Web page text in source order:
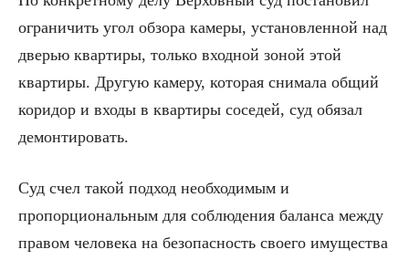
ограничить угол обзора камеры, установленной над
дверью квартиры, только входной зоной этой
квартиры. Другую камеру, которая снимала общий
коридор и входы в квартиры соседей, суд обязал
демонтировать.
Суд счел такой подход необходимым и
пропорциональным для соблюдения баланса между
правом человека на безопасность своего имущества